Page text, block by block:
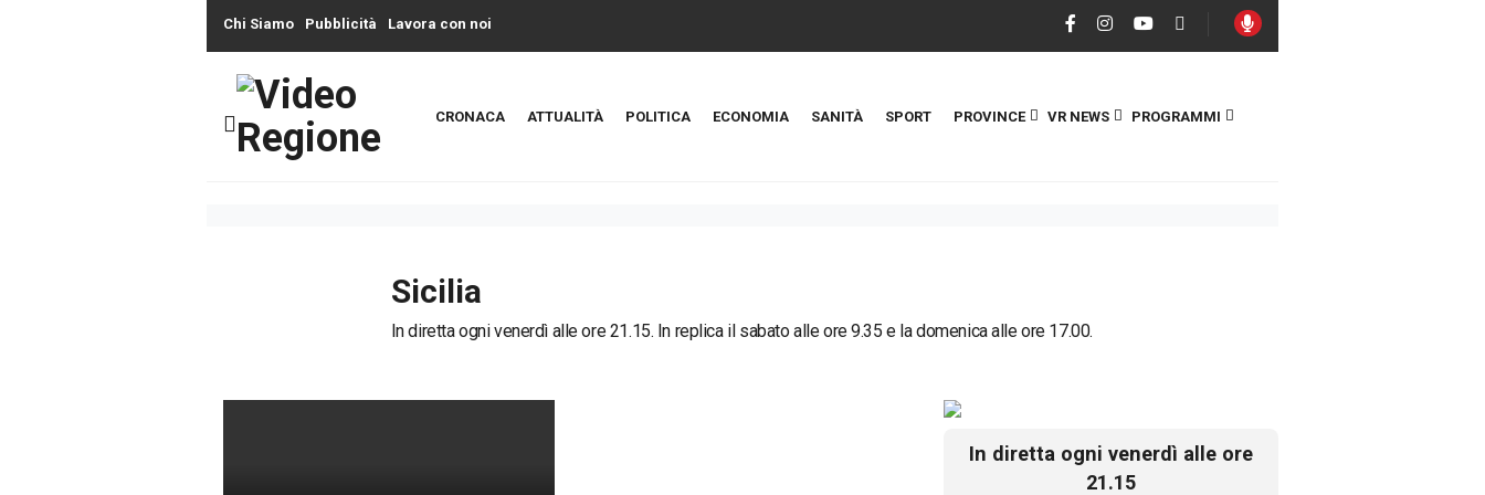
Chi Siamo Pubblicità Lavora con noi
CRONACA ATTUALITÀ POLITICA ECONOMIA SANITÀ SPORT PROVINCE VR NEWS PROGRAMMI
Sicilia
In diretta ogni venerdì alle ore 21.15. In replica il sabato alle ore 9.35 e la domenica alle ore 17.00.
In diretta ogni venerdì alle ore
21.15